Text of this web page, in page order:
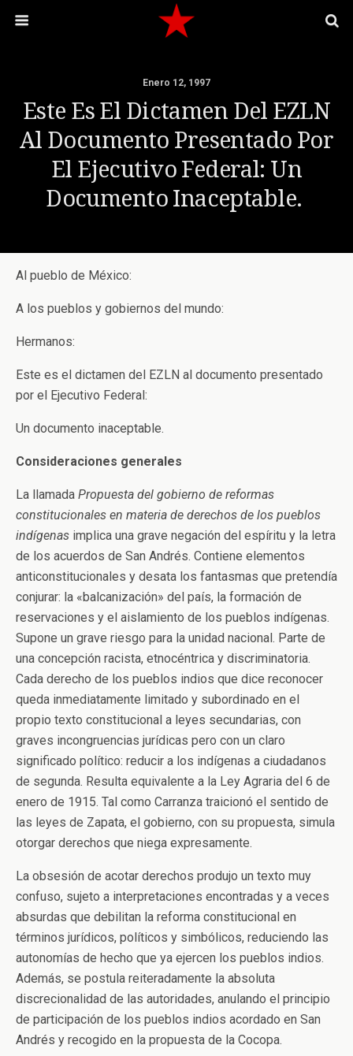
Enero 12, 1997
Este Es El Dictamen Del EZLN
Al Documento Presentado Por
El Ejecutivo Federal: Un
Documento Inaceptable.
Al pueblo de México:
A los pueblos y gobiernos del mundo:
Hermanos:
Este es el dictamen del EZLN al documento presentado
por el Ejecutivo Federal:
Un documento inaceptable.
Consideraciones generales
La llamada Propuesta del gobierno de reformas
constitucionales en materia de derechos de los pueblos
indígenas implica una grave negación del espíritu y la letra
de los acuerdos de San Andrés. Contiene elementos
anticonstitucionales y desata los fantasmas que pretendía
conjurar: la «balcanización» del país, la formación de
reservaciones y el aislamiento de los pueblos indígenas.
Supone un grave riesgo para la unidad nacional. Parte de
una concepción racista, etnocéntrica y discriminatoria.
Cada derecho de los pueblos indios que dice reconocer
queda inmediatamente limitado y subordinado en el
propio texto constitucional a leyes secundarias, con
graves incongruencias jurídicas pero con un claro
significado político: reducir a los indígenas a ciudadanos
de segunda. Resulta equivalente a la Ley Agraria del 6 de
enero de 1915. Tal como Carranza traicionó el sentido de
las leyes de Zapata, el gobierno, con su propuesta, simula
otorgar derechos que niega expresamente.
La obsesión de acotar derechos produjo un texto muy
confuso, sujeto a interpretaciones encontradas y a veces
absurdas que debilitan la reforma constitucional en
términos jurídicos, políticos y simbólicos, reduciendo las
autonomías de hecho que ya ejercen los pueblos indios.
Además, se postula reiteradamente la absoluta
discrecionalidad de las autoridades, anulando el principio
de participación de los pueblos indios acordado en San
Andrés y recogido en la propuesta de la Cocopa.